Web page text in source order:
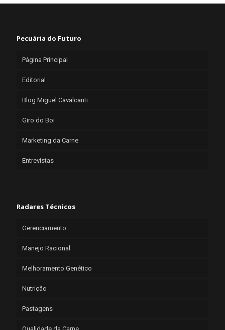
Pecuária do Futuro
Página Principal
Editorial
Blog Miguel Cavalcanti
Giro do Boi
Marketing da Carne
Entrevistas
Radares Técnicos
Gerenciamento
Manejo Racional
Melhoramento Genético
Nutrição
Pastagens